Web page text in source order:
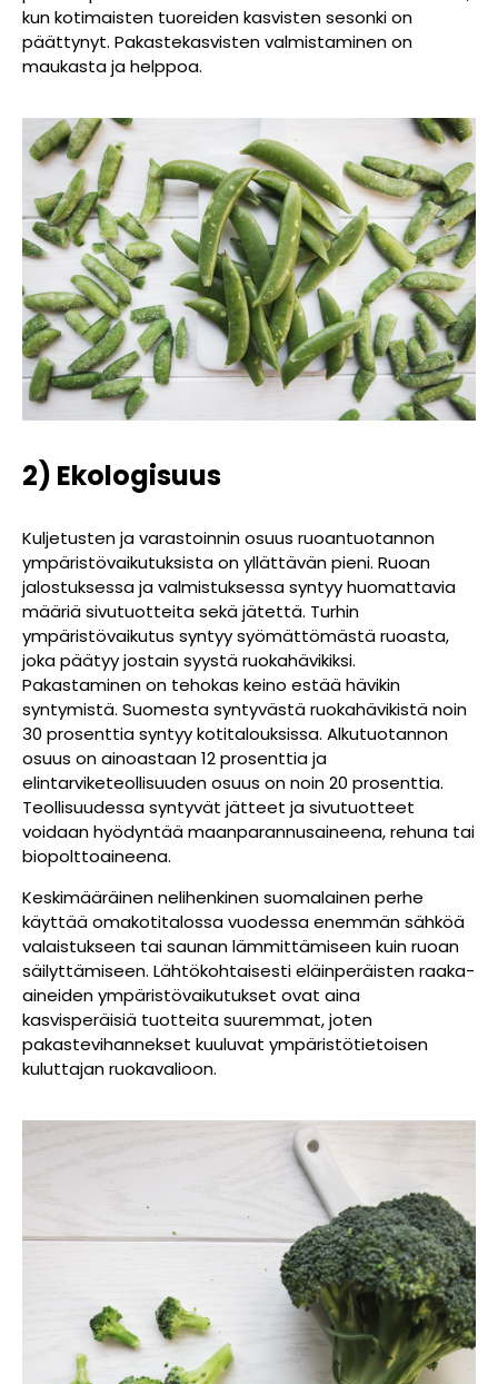
kun kotimaisten tuoreiden kasvisten sesonki on
päättynyt. Pakastekasvisten valmistaminen on
maukasta ja helppoa.
2) Ekologisuus
Kuljetusten ja varastoinnin osuus ruoantuotannon
ympäristövaikutuksista on yllättävän pieni. Ruoan
jalostuksessa ja valmistuksessa syntyy huomattavia
määriä sivutuotteita sekä jätettä. Turhin
ympäristövaikutus syntyy syömättömästä ruoasta,
joka päätyy jostain syystä ruokahävikiksi.
Pakastaminen on tehokas keino estää hävikin
syntymistä. Suomesta syntyvästä ruokahävikistä noin
30 prosenttia syntyy kotitalouksissa. Alkutuotannon
osuus on ainoastaan 12 prosenttia ja
elintarviketeollisuuden osuus on noin 20 prosenttia.
Teollisuudessa syntyvät jätteet ja sivutuotteet
voidaan hyödyntää maanparannusaineena, rehuna tai
biopolttoaineena.
Keskimääräinen nelihenkinen suomalainen perhe
käyttää omakotitalossa vuodessa enemmän sähköä
valaistukseen tai saunan lämmittämiseen kuin ruoan
säilyttämiseen. Lähtökohtaisesti eläinperäisten raaka-
aineiden ympäristövaikutukset ovat aina
kasvisperäisiä tuotteita suuremmat, joten
pakastevihannekset kuuluvat ympäristötietoisen
kuluttajan ruokavalioon.